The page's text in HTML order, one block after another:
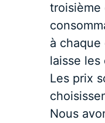
troisième
à
laisse
Les prix
Nous